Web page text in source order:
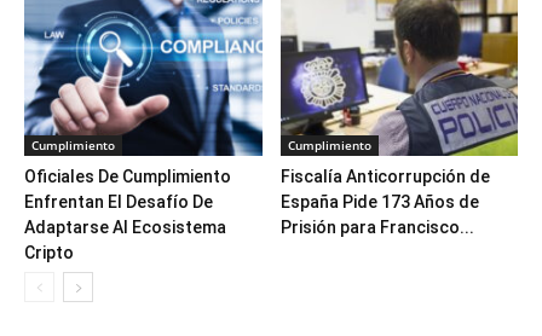
Cumplimiento
Oficiales De Cumplimiento
Enfrentan El Desafío De
Adaptarse Al Ecosistema
Cripto
Cumplimiento
Fiscalía Anticorrupción de
España Pide 173 Años de
Prisión para Francisco...